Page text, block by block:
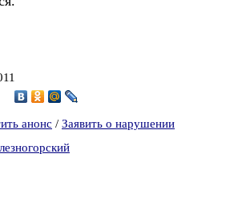
анонс / Заявить о нарушении